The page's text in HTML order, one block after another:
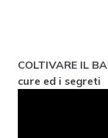
COLTIVARE IL
cure ed i segreti